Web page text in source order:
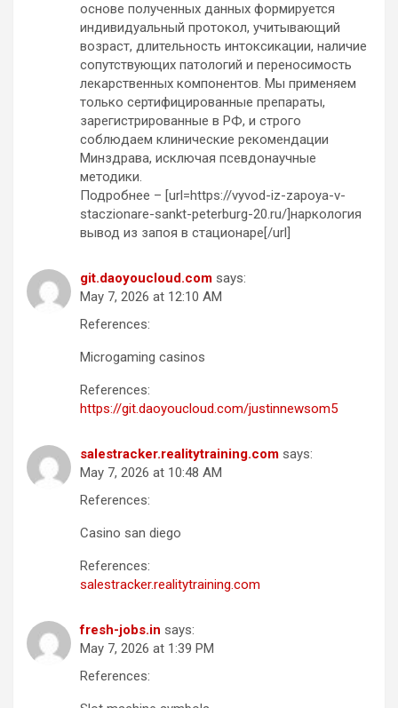
основе полученных данных формируется
индивидуальный протокол, учитывающий
возраст, длительность интоксикации, наличие
сопутствующих патологий и переносимость
лекарственных компонентов. Мы применяем
только сертифицированные препараты,
зарегистрированные в РФ, и строго
соблюдаем клинические рекомендации
Минздрава, исключая псевдонаучные
методики.
Подробнее – [url=https://vyvod-iz-zapoya-v-
staczionare-sankt-peterburg-20.ru/]наркология
вывод из запоя в стационаре[/url]
git.daoyoucloud.com says:
May 7, 2026 at 12:10 AM
References:
Microgaming casinos
References:
https://git.daoyoucloud.com/justinnewsom5
salestracker.realitytraining.com says:
May 7, 2026 at 10:48 AM
References:
Casino san diego
References:
salestracker.realitytraining.com
fresh-jobs.in says:
May 7, 2026 at 1:39 PM
References: